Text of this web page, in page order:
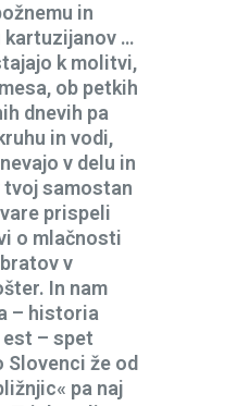
in
kartuzijanov …
k molitvi,
ob petkih
dnevih pa
in vodi,
v delu in
samostan
prispeli
o mlačnosti
v
In nam
– historia
– spet
Slovenci že od
pa naj